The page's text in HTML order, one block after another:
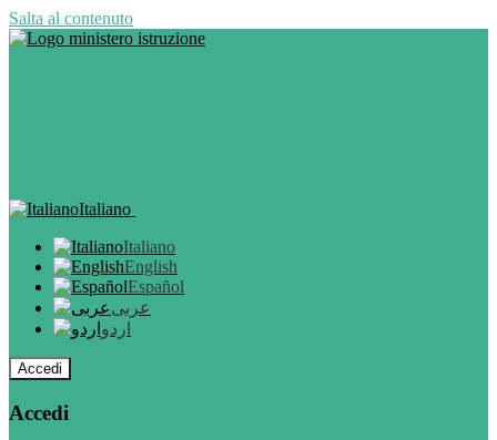
Salta al contenuto
Italiano
Italiano
English
Español
عربى
اردو
Accedi
Accedi